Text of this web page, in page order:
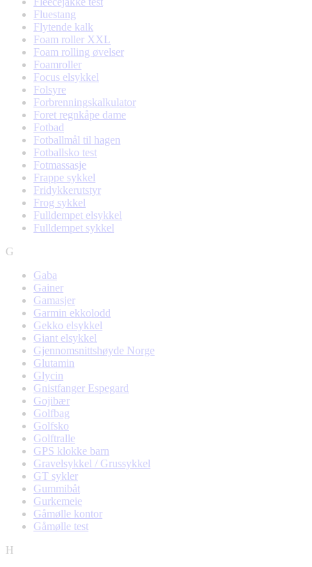
Fluestang
Flytende kalk
Foam roller XXL
Foam rolling øvelser
Foamroller
Focus elsykkel
Folsyre
Forbrenningskalkulator
Foret regnkåpe dame
Fotbad
Fotballmål til hagen
Fotballsko test
Fotmassasje
Frappe sykkel
Fridykkerutstyr
Frog sykkel
Fulldempet elsykkel
Fulldempet sykkel
G
Gaba
Gainer
Gamasjer
Garmin ekkolodd
Gekko elsykkel
Giant elsykkel
Gjennomsnittshøyde Norge
Glutamin
Glycin
Gnistfanger Espegard
Gojibær
Golfbag
Golfsko
Golftralle
GPS klokke barn
Gravelsykkel / Grussykkel
GT sykler
Gummibåt
Gurkemeie
Gåmølle kontor
Gåmølle test
H